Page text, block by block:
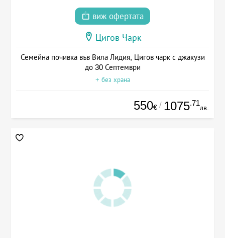
виж офертата
Цигов Чарк
Семейна почивка във Вила Лидия, Цигов чарк с джакузи
до 30 Септември
+ без храна
550€ / 1075.71
лв.